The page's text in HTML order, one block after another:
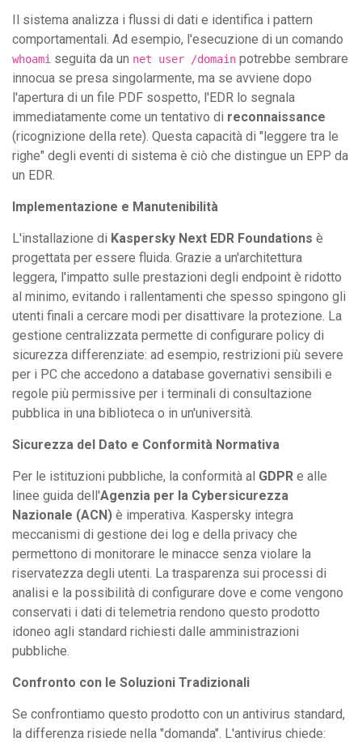
Il sistema analizza i flussi di dati e identifica i pattern
comportamentali. Ad esempio, l'esecuzione di un comando
whoami seguita da un net user /domain potrebbe sembrare
innocua se presa singolarmente, ma se avviene dopo
l'apertura di un file PDF sospetto, l'EDR lo segnala
immediatamente come un tentativo di reconnaissance
(ricognizione della rete). Questa capacità di "leggere tra le
righe" degli eventi di sistema è ciò che distingue un EPP da
un EDR.
Implementazione e Manutenibilità
L'installazione di Kaspersky Next EDR Foundations è
progettata per essere fluida. Grazie a un'architettura
leggera, l'impatto sulle prestazioni degli endpoint è ridotto
al minimo, evitando i rallentamenti che spesso spingono gli
utenti finali a cercare modi per disattivare la protezione. La
gestione centralizzata permette di configurare policy di
sicurezza differenziate: ad esempio, restrizioni più severe
per i PC che accedono a database governativi sensibili e
regole più permissive per i terminali di consultazione
pubblica in una biblioteca o in un'università.
Sicurezza del Dato e Conformità Normativa
Per le istituzioni pubbliche, la conformità al GDPR e alle
linee guida dell'Agenzia per la Cybersicurezza
Nazionale (ACN) è imperativa. Kaspersky integra
meccanismi di gestione dei log e della privacy che
permettono di monitorare le minacce senza violare la
riservatezza degli utenti. La trasparenza sui processi di
analisi e la possibilità di configurare dove e come vengono
conservati i dati di telemetria rendono questo prodotto
idoneo agli standard richiesti dalle amministrazioni
pubbliche.
Confronto con le Soluzioni Tradizionali
Se confrontiamo questo prodotto con un antivirus standard,
la differenza risiede nella "domanda". L'antivirus chiede: